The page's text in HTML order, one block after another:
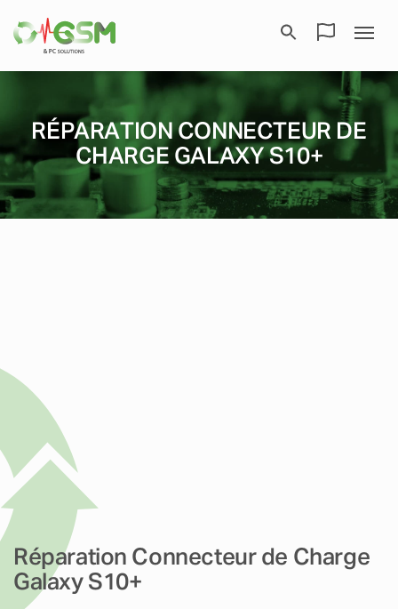
RÉPARATION CONNECTEUR DE
CHARGE GALAXY S10+
Réparation Connecteur de Charge
Galaxy S10+